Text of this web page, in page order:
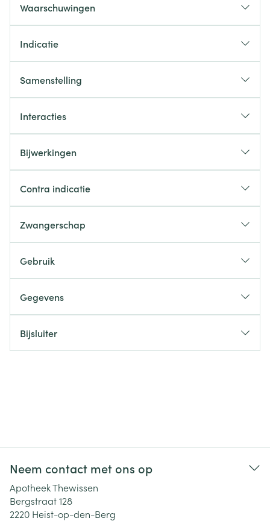
Waarschuwingen
Indicatie
Samenstelling
Interacties
Bijwerkingen
Contra indicatie
Zwangerschap
Gebruik
Gegevens
Bijsluiter
Neem contact met ons op
Apotheek Thewissen
Bergstraat 128
2220 Heist-op-den-Berg